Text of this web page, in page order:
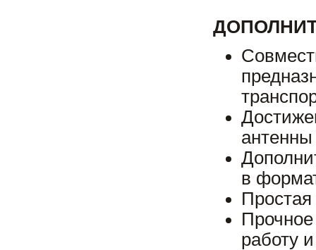
в
работу